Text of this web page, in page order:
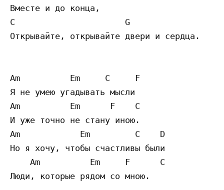
Вместе и до конца,
C                      G
Открывайте, открывайте двери и сердца.
Am          Em     C     F
Я не умею угадывать мысли
Am          Em      F    C
И уже точно не стану иною.
Am            Em         C    D
Но я хочу, чтобы счастливы были
    Am          Em     F      C
Люди, которые рядом со мною.